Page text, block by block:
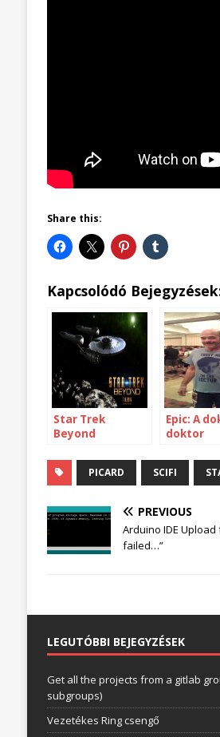
Share this:
Kapcsolódó
Star Trek
Beyond
Epic: A
doktor
PICARD SCIFI
PREVIOUS
Arduino IDE
failed…”
LEGUTÓBBI BEJEGYZÉSEK
Get all the projects from a gitlab
subgroups)
Vezetékes Ring csengő